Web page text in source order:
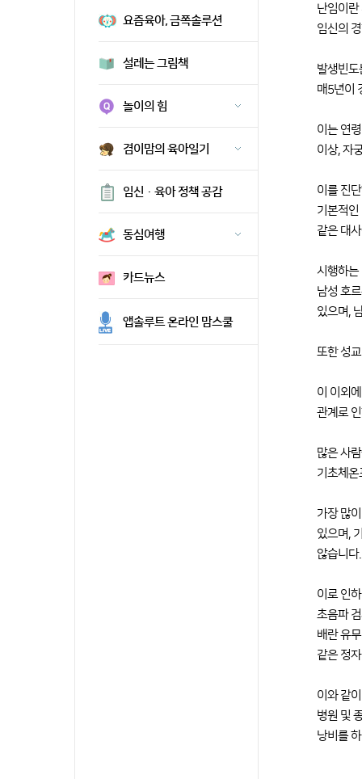
요즘육아, 금쪽솔루션
설레는 그림책
놀이의 힘
겸이맘의 육아일기
임신·육아 정책 공감
동심여행
카드뉴스
앱솔루트 온라인 맘스쿨
난임이란
임신의
발생빈
매5년이
이는 연
이상, 자
이를 진
기본적인
같은 대
시행하는
남성 호
있으며,
또한 성
이 이외
관계로
많은 사
기초체온
가장 많
있으며,
않습니다.
이로 인
초음파
배란 유
같은 정
이와 같
병원 및
낭비를